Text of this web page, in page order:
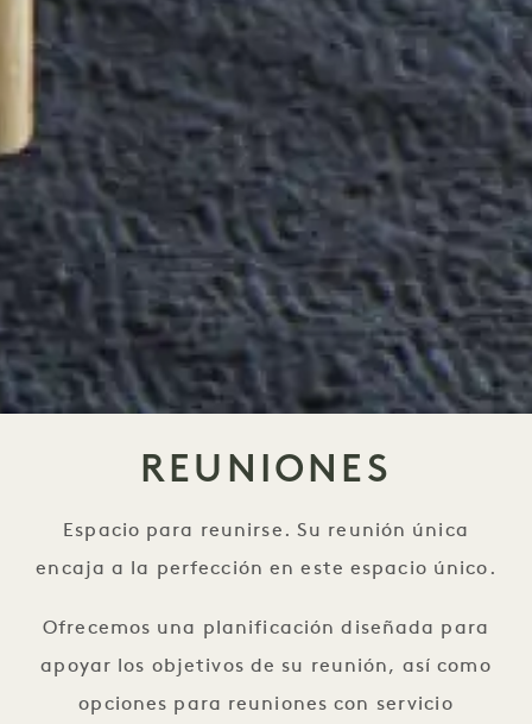
REUNIONES
Espacio para reunirse. Su reunión única
encaja a la perfección en este espacio único.
Ofrecemos una planificación diseñada para
apoyar los objetivos de su reunión, así como
opciones para reuniones con servicio